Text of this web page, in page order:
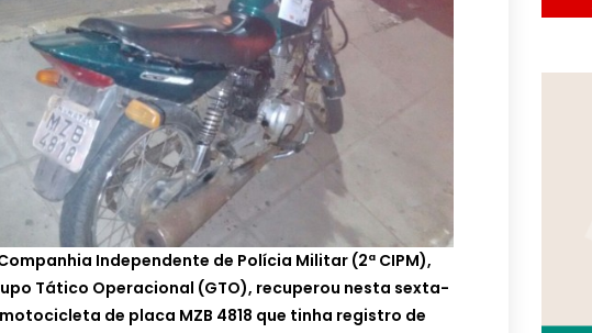
Independente de Polícia Militar (2ª CIPM),
Tático Operacional (GTO), recuperou nesta sexta-
de placa MZB 4818 que tinha registro de